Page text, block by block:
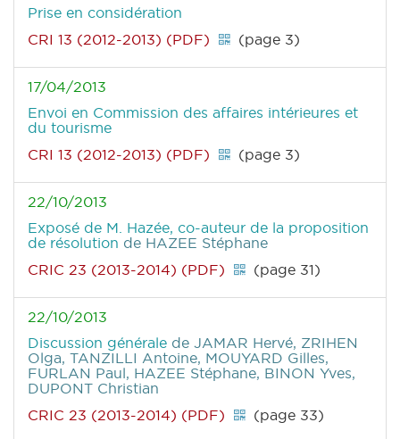
Prise en considération
CRI 13 (2012-2013) (PDF)
(page 3)
17/04/2013
Envoi en Commission des affaires intérieures et
du tourisme
CRI 13 (2012-2013) (PDF)
(page 3)
22/10/2013
Exposé de M. Hazée, co-auteur de la proposition
de résolution de HAZEE Stéphane
CRIC 23 (2013-2014) (PDF)
(page 31)
22/10/2013
Discussion générale de JAMAR Hervé, ZRIHEN
Olga, TANZILLI Antoine, MOUYARD Gilles,
FURLAN Paul, HAZEE Stéphane, BINON Yves,
DUPONT Christian
CRIC 23 (2013-2014) (PDF)
(page 33)